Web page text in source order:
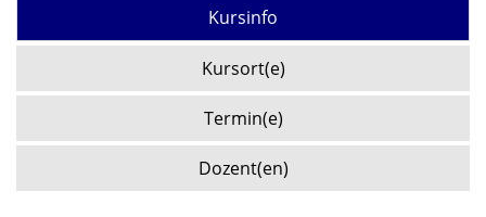
Kursinfo
Kursort(e)
Termin(e)
Dozent(en)